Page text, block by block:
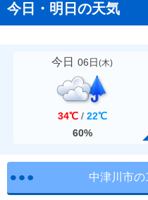
今日・明日の天気
今日 06日(木)
34℃ / 22℃
60%
中津川市